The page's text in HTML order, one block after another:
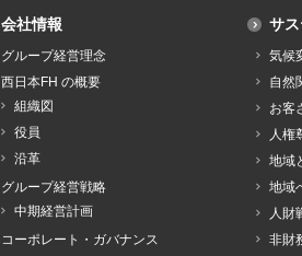
会社情報
グループ経営理念
西日本FH の概要
組織図
役員
沿革
グループ経営戦略
中期経営計画
コーポレート・ガバナンス
サ
気候
自然
お客
人権
地域
地域
人財
非財